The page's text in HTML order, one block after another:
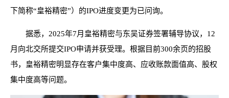
下简称“皇裕精密”）的IPO进度变更为已问询。
据悉，2025年7月皇裕精密与东吴证券签署辅导协议，12
月向北交所提交IPO申请并获受理。根据目前300余页的招股
书，皇裕精密明显存在客户集中度高、应收账款面值高、股权
集中度高等问题。